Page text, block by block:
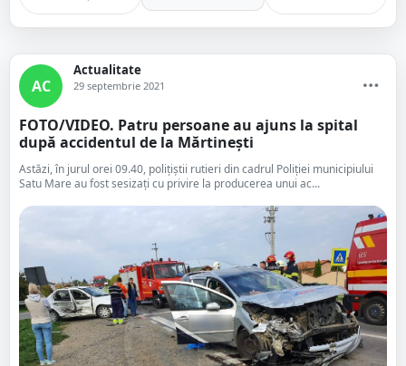
AC
Actualitate
29 septembrie 2021
FOTO/VIDEO. Patru persoane au ajuns la spital
după accidentul de la Mărtinești
Astăzi, în jurul orei 09.40, polițiștii rutieri din cadrul Poliției municipiului
Satu Mare au fost sesizați cu privire la producerea unui ac...